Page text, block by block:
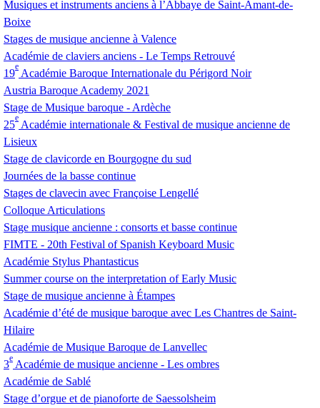
Musiques et instruments anciens à l’Abbaye de Saint-Amant-de-
Boixe
Stages de musique ancienne à Valence
Académie de claviers anciens - Le Temps Retrouvé
19
e
Académie Baroque Internationale du Périgord Noir
Austria Baroque Academy 2021
Stage de Musique baroque - Ardèche
25
e
Académie internationale & Festival de musique ancienne de
Lisieux
Stage de clavicorde en Bourgogne du sud
Journées de la basse continue
Stages de clavecin avec Françoise Lengellé
Colloque Articulations
Stage musique ancienne : consorts et basse continue
FIMTE - 20th Festival of Spanish Keyboard Music
Académie Stylus Phantasticus
Summer course on the interpretation of Early Music
Stage de musique ancienne à Étampes
Académie d’été de musique baroque avec Les Chantres de Saint-
Hilaire
Académie de Musique Baroque de Lanvellec
3
e
Académie de musique ancienne - Les ombres
Académie de Sablé
Stage d’orgue et de pianoforte de Saessolsheim